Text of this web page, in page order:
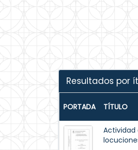
Resultados por
PORTADA TÍTULO
Actividad